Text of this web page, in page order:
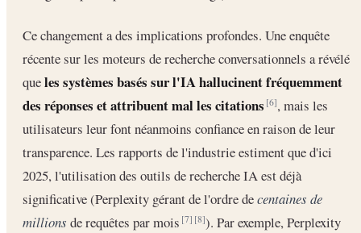
Ce changement a des implications profondes. Une enquête
récente sur les moteurs de recherche conversationnels a révélé
queles systèmes basés sur l'IA hallucinent fréquemment
des réponses et attribuent mal les citations [6], mais les
utilisateurs leur font néanmoins confiance en raison de leur
transparence. Les rapports de l'industrie estiment que d'ici
2025, l'utilisation des outils de recherche IA est déjà
significative (Perplexity gérant de l'ordre decentaines de
millions de requêtes par mois[7] [8]). Par exemple, Perplexity